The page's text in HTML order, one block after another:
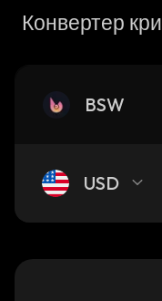
Конвертер
BSW
USD